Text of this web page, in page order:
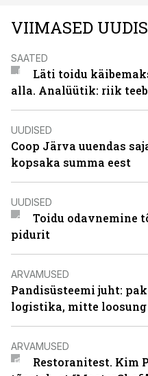
VIIMASED
SAATED
Läti toidu
alla. Analüütik: riik
UUDISED
Coop Järva uuendas
kopsaka summa eest
UUDISED
Toidu odavnemine
pidurit
ARVAMUSED
Pandisüsteemi juht:
logistika, mitte loosung
ARVAMUSED
Restoranitest. Kim